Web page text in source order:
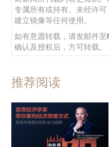
专属所有或持有。未经许
建立镜像等任何使用。
如有意愿转载，请发邮件至
确认及授权后，方可转载。
推荐阅读